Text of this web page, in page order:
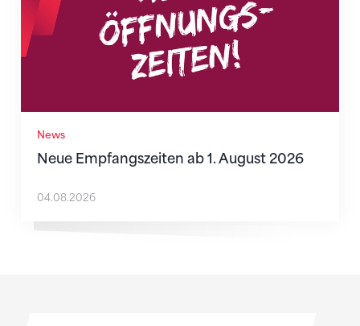
News
Neue Empfangszeiten ab 1. August 2026
04.08.2026